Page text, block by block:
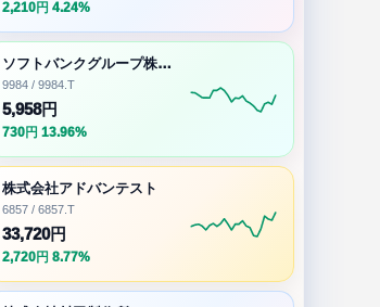
2,210円 4.24%
ソフトバンクグループ株式会社
9984 / 9984.T
5,958円
730円 13.96%
株式会社アドバンテスト
6857 / 6857.T
33,720円
2,720円 8.77%